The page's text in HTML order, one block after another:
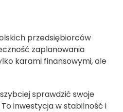
przedsiębiorców
zaplanowania
karami finansowymi, ale
sprawdzić swoje
inwestycja w stabilność i